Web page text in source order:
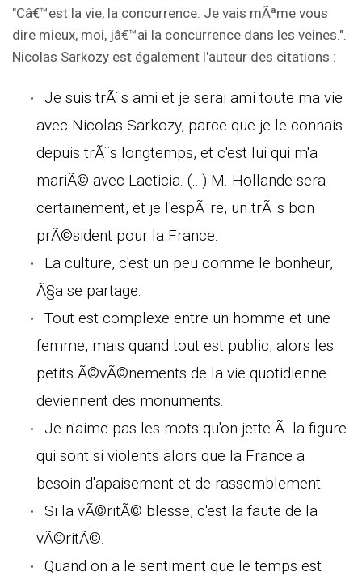
"Câ€™est la vie, la concurrence. Je vais mÃªme vous
dire mieux, moi, jâ€™ai la concurrence dans les veines.".
Nicolas Sarkozy est également l'auteur des citations :
Je suis trÃ¨s ami et je serai ami toute ma vie
avec Nicolas Sarkozy, parce que je le connais
depuis trÃ¨s longtemps, et c'est lui qui m'a
mariÃ© avec Laeticia. (...) M. Hollande sera
certainement, et je l'espÃ¨re, un trÃ¨s bon
prÃ©sident pour la France.
La culture, c'est un peu comme le bonheur,
Ã§a se partage.
Tout est complexe entre un homme et une
femme, mais quand tout est public, alors les
petits Ã©vÃ©nements de la vie quotidienne
deviennent des monuments.
Je n'aime pas les mots qu'on jette Ã la figure
qui sont si violents alors que la France a
besoin d'apaisement et de rassemblement.
Si la vÃ©ritÃ© blesse, c'est la faute de la
vÃ©ritÃ©.
Quand on a le sentiment que le temps est